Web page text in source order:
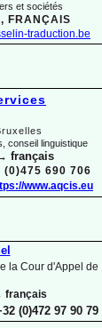
et sociétés
FRANÇAIS
traduction.be
conseil linguistique
français
690 706
www.aqcis.eu
la Cour d'Appel de
français
(0)472 97 90 79